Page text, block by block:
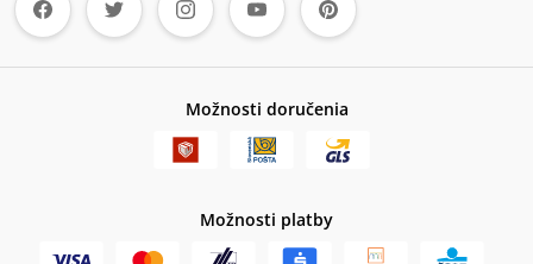
Možnosti doručenia
Možnosti platby